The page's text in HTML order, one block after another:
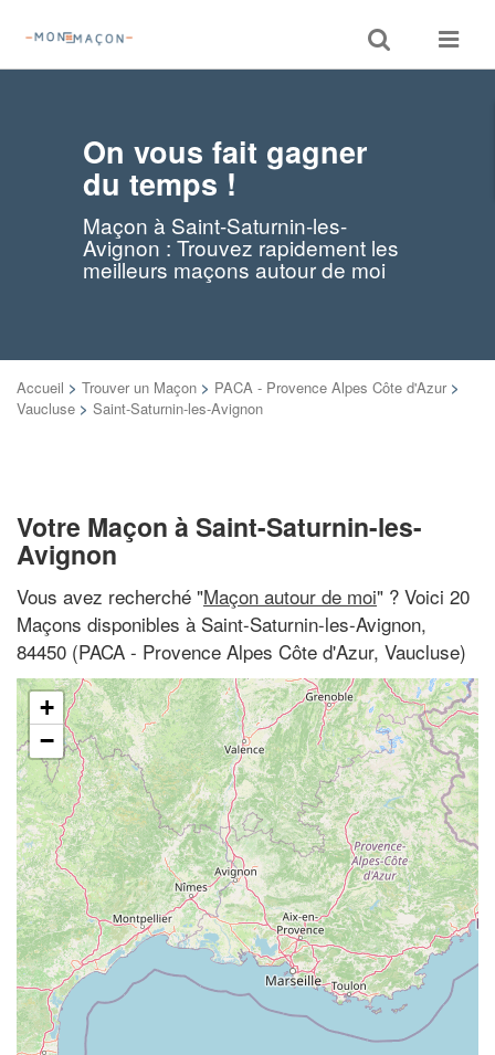
Toggle
search
Toggle
On vous fait gagner
du temps !
Maçon à Saint-Saturnin-les-
Avignon : Trouvez rapidement les
meilleurs maçons autour de moi
Accueil > Trouver un Maçon > PACA - Provence Alpes Côte d'Azur >
Vaucluse > Saint-Saturnin-les-Avignon
Votre Maçon à Saint-Saturnin-les-
Avignon
Vous avez recherché "Maçon autour de moi" ? Voici 20
Maçons disponibles à Saint-Saturnin-les-Avignon,
84450 (PACA - Provence Alpes Côte d'Azur, Vaucluse)
+
−